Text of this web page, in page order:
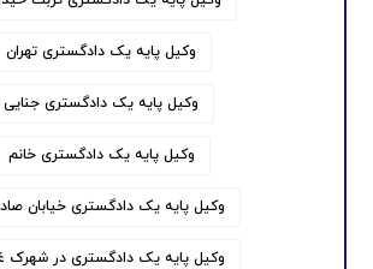
وکیل پایه یک دادگستری تهران
وکیل پایه یک دادگستری جنایی
وکیل پایه یک دادگستری خانم
وکیل پایه یک دادگستری خیابان
وکیل پایه یک دادگستری در شهرک